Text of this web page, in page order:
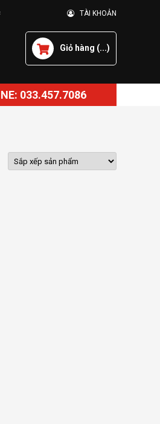
TÀI KHOẢN
Giỏ hàng (...)
033.457.7086